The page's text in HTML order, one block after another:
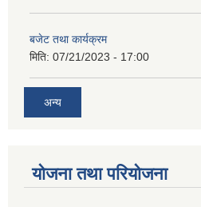
बजेट तथा कार्यक्रम
मिति: 07/21/2023 - 17:00
अन्य
योजना तथा परियोजना